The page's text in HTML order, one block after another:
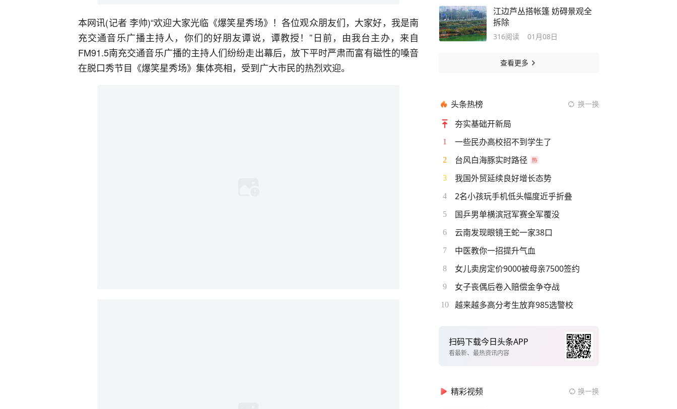
本网讯(记者 李帅)“欢迎大家光临《爆笑星秀场》！各位观众朋友们，大家好，我是南
充交通音乐广播主持人，你们的好朋友谭说，谭教授！”日前，由我台主办，来自
FM91.5南充交通音乐广播的主持人们纷纷走出幕后，放下平时严肃而富有磁性的嗓音
在脱口秀节目《爆笑星秀场》集体亮相，受到广大市民的热烈欢迎。
江边芦丛搭帐篷 妨碍景观全
拆除
316阅读 01月08日
查看更多
头条热榜 换一换
夯实基础开新局
1 一些民办高校招不到学生了
2 台风白海豚实时路径
3 我国外贸延续良好增长态势
4 2名小孩玩手机低头幅度近乎折叠
5 国乒男单横滨冠军赛全军覆没
6 云南发现眼镜王蛇一家38口
7 中医教你一招提升气血
8 女儿卖房定价9000被母亲7500签约
9 女子丧偶后卷入赔偿金争夺战
10 越来越多高分考生放弃985选警校
扫码下载今日头条APP
看最新、最热资讯内容
精彩视频 换一换